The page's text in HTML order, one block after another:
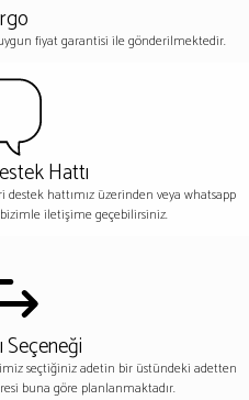
fiyat garantisi ile gönderilmektedir.
Hattı
destek hattımız üzerinden veya whatsapp
iletişime geçebilirsiniz.
Seçeneği
seçtiğiniz adetin bir üstündeki adetten
buna göre planlanmaktadır.